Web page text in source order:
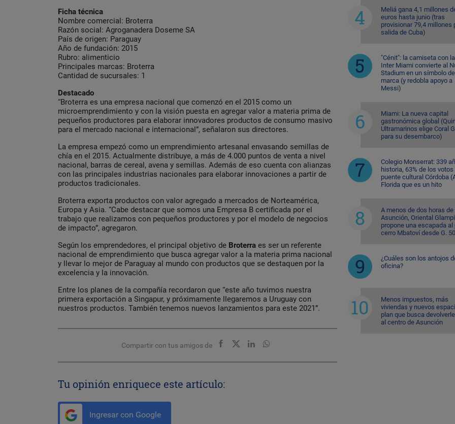
Ficha técnica
Nombre comercial: Broterra
Razón social: Agroganadera Doseme SA
País de origen: Paraguay
Año de fundación: 2015
Rubro: alimenticio
Principales marcas: Broterra
Cantidad de sucursales: 1
Destacado
“Broterra es una empresa nacional que comenzó en el 2015 como un
microemprendimiento y con la visión puesta en agregar valor a materia prima de
pequeños productores para elaborar innovadores productos de consumo masivo
para el mercado nacional e internacional”, señalaron sus directores.
La empresa empezó como un emprendimiento artesanal envasando semillas de
chía en el 2015. Actualmente distribuye, a más de 4.000 puntos de venta a nivel
nacional, barras de cereal, avena y semillas. Además de eso cuenta con alianzas
con las principales industrias nacionales para elaborar innovaciones a partir de
productos tradicionales.
Broterra exporta productos con valor agregado a mercados de Norteamérica,
Europa y Asia. “Cabe destacar que somos una Empresa B certificada por el
trabajo que realizamos con pequeños productores y por el modelo de negocios
de impacto”, agregaron.
Según los emprendedores, el principal objetivo de Broterra es ser un referente
nacional de emprendimiento que busca agregar valor a la materia prima nacional
y llevar lo mejor de Paraguay al mundo con productos que se destaquen por la
excelencia y la innovación.
Entre los planes de la compañía recordaron que “este año tuvimos nuestra
primera exportación a Singapur, y próximamente llegaremos a Uruguay con
nuestros productos. También tenemos nuevos lanzamientos para este 2021”.
Compartir con tus amigos de
Tu opinión enriquece este artículo:
Ingresar con Google
Meliá gana 4,1 millones
euros hasta junio (tras
provisionar 79,4 millones
salida de Cuba)
"Cénit": la camiseta con
Inter Miami convierte al
Stadium en un símbolo de
marca (y redobla apoyo a
Messi)
Miami: La nueva capital
gastronómica global
Ultramarinos elige Coral
para su desembarco)
Colegio Monserrat: 339
historia, 63% de los votos
puente cultural Córdoba
Florida que es un hito
A menos de dos horas de
Asunción, Oriental
propone una escapada al
cerro Mbatoví desde G.
¿Cuáles son los antojos
oficina?
Menos impuestos, más
viviendas y nuevos
plan que busca
al centro de Asunción